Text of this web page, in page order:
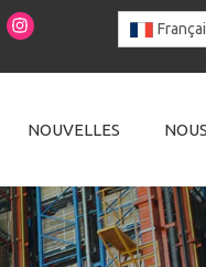
NOUVELLES